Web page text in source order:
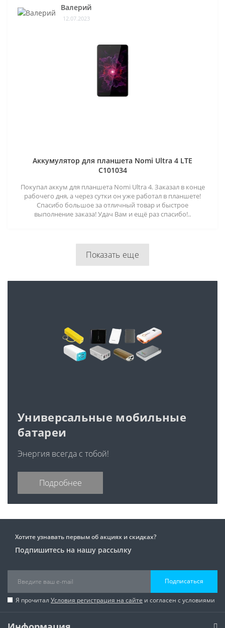
Валерий
12.07.2023
Аккумулятор для планшета Nomi Ultra 4 LTE
C101034
Покупал аккум для планшета Nomi Ultra 4. Заказал в конце
рабочего дня, а через сутки он уже работал в планшете!
Спасибо большое за отличный товар и быстрое
выполнение заказа! Удач Вам и ещё раз спасибо!..
Показать еще
Универсальные мобильные
батареи
Энергия всегда с тобой!
Подробнее
Хотите узнавать первым об акциях и скидках?
Подпишитесь на нашу рассылку
Подписаться
Я прочитал Условия регистрация на сайте и согласен с условиями